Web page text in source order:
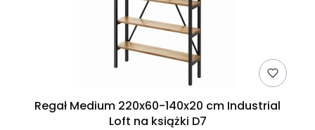
Regał Medium 220x60-140x20 cm Industrial
Loft na książki D7